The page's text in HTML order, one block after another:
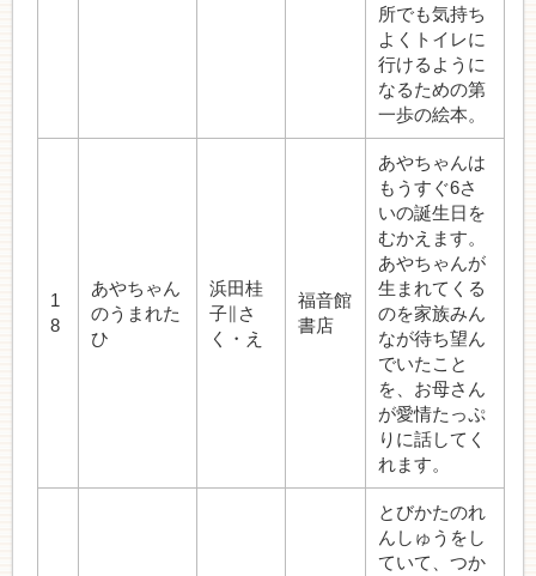
所でも気持ち
よくトイレに
行けるように
なるための第
一歩の絵本。
1
8
あやちゃん
のうまれた
ひ
浜田桂
子∥さ
く・え
福音館
書店
あやちゃんは
もうすぐ6さ
いの誕生日を
むかえます。
あやちゃんが
生まれてくる
のを家族みん
なが待ち望ん
でいたこと
を、お母さん
が愛情たっぷ
りに話してく
れます。
とびかたのれ
んしゅうをし
ていて、つか